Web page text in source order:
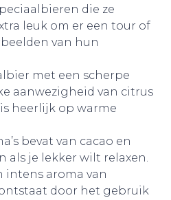
die ze
leuk om er een tour of
van hun
met een scherpe
aanwezigheid van citrus
heerlijk op warme
bevat van cacao en
als je lekker wilt relaxen.
intens aroma van
door het gebruik